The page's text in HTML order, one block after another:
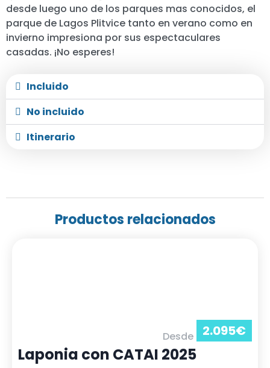
desde luego uno de los parques mas conocidos, el
parque de Lagos Plitvice tanto en verano como en
invierno impresiona por sus espectaculares
casadas. ¡No esperes!
Incluido
No incluido
Itinerario
Productos relacionados
Desde 2.095€
Laponia con CATAI 2025